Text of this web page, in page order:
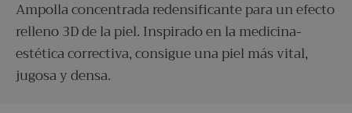
Ampolla concentrada redensificante para un efecto
relleno 3D de la piel. Inspirado en la medicina-
estética correctiva, consigue una piel más vital,
jugosa y densa.